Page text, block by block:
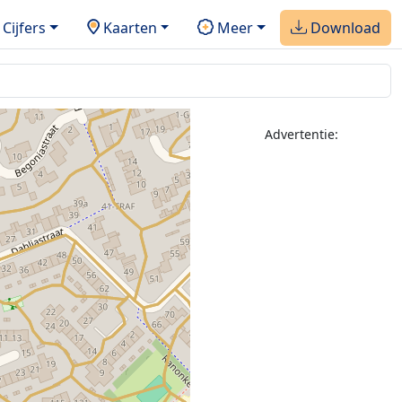
Cijfers Kaarten Meer Download
Advertentie: